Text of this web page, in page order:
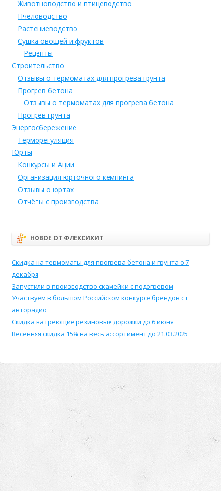
Животноводство и птицеводство
Пчеловодство
Растениеводство
Сушка овощей и фруктов
Рецепты
Строительство
Отзывы о термоматах для прогрева грунта
Прогрев бетона
Отзывы о термоматах для прогрева бетона
Прогрев грунта
Энергосбережение
Терморегуляция
Юрты
Конкурсы и Ации
Организация юрточного кемпинга
Отзывы о юртах
Отчёты с производства
НОВОЕ ОТ ФЛЕКСИХИТ
Скидка на термоматы для прогрева бетона и грунта о 7
декабря
Запустили в производство скамейки с подогревом
Участвуем в большом Российском конкурсе брендов от
авторадио
Скидка на греющие резиновые дорожки до 6 июня
Весенняя скидка 15% на весь ассортимент до 21.03.2025